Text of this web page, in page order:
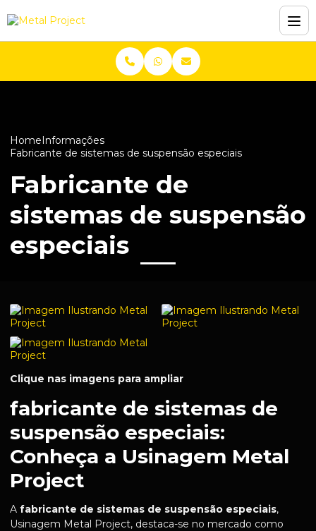
HomeInformações
Fabricante de sistemas de suspensão especiais
Fabricante de
sistemas de suspensão
especiais
Clique nas imagens para ampliar
fabricante de sistemas de
suspensão especiais:
Conheça a Usinagem Metal
Project
A fabricante de sistemas de suspensão especiais,
Usinagem Metal Project, destaca-se no mercado como